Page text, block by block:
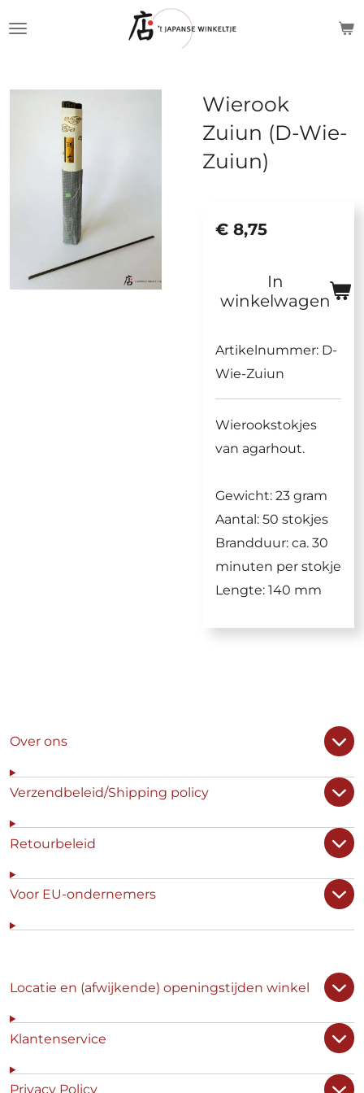
de
hoofdinhoud
Wierook
Zuiun (D-Wie-
Zuiun)
€ 8,75
In
winkelwagen
Artikelnummer: D-
Wie-Zuiun
Wierookstokjes
van agarhout.
Gewicht: 23 gram
Aantal: 50 stokjes
Brandduur: ca. 30
minuten per stokje
Lengte: 140 mm
Over ons
Verzendbeleid/Shipping policy
Retourbeleid
Voor EU-ondernemers
Locatie en (afwijkende) openingstijden winkel
Klantenservice
Privacy Policy